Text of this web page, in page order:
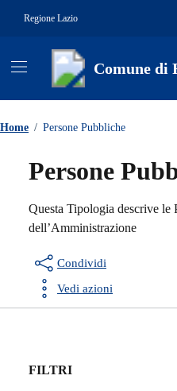
Regione Lazio
Comune di
Home / Persone Pubbliche
Persone
Questa Tipologia descrive le
dell’Amministrazione
Condividi
Vedi azioni
FILTRI